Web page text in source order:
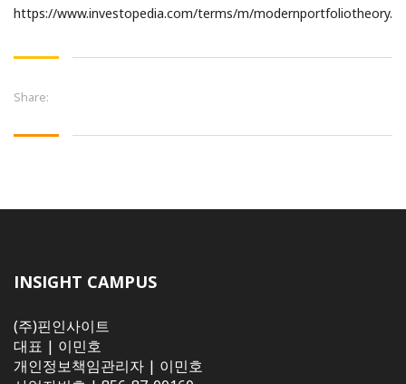
https://www.investopedia.com/terms/m/
Share:
INSIGHT CAMPUS
(주)핀인사이트
대표 | 이민호
개인정보책임관리자 | 이민호